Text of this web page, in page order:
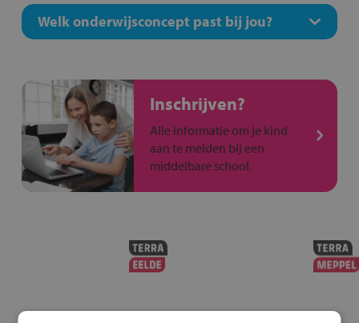
Welk onderwijsconcept past bij jou?
Inschrijven?
Alle informatie om je kind
aan te melden bij een
middelbare school.